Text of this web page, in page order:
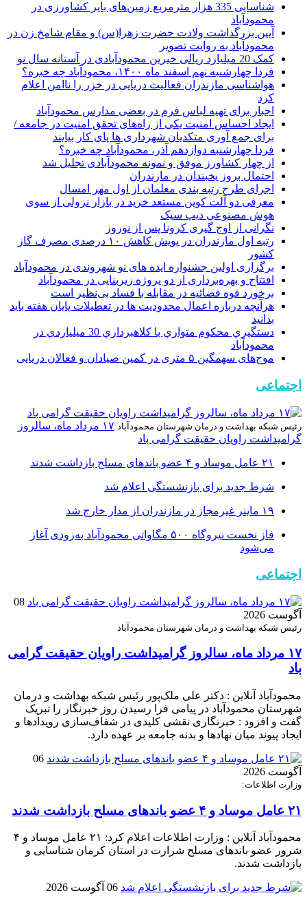
شناسایی 335 هزار مترمربع زمین‌های بایر کشاورزی در
محمودآباد
آیین بزرگداشت ولادت حضرت زهرا(س) و مقام شامخ زن در
محمودآباد به روایت تصویر
کمک 20 میلیارد ریالی خیرین محمودآبادی در آستانه سال نو
فردا چهارشنبه نهم اسفند ماه ۱۴۰۰، محمودآباد چه خبره؟
هواشناسی مازندران فعالیت دریایی در خزر را ناامن اعلام
کرد
اجبار برای تهیه لباس فرم در بعضی مدارس محمودآباد
ایجاد احساس امنیت یکی از راه‌های تحقق امنیت در جامعه /
برای جمع آوری متکدیان شهرداری ها پای کار بیایند
فردا چهارشنبه دوازدهم آذر، محمودآباد چه خبره؟
از چهار کشاورز موفق و نمونه محمودآبادی تجلیل شد
احتمال بروز یخبندان در مازندران
اجرای طرح رتبه بندی معلمان از اول مهر امسال
معرفی دو آلت کوین مستعد خرید در بازار نزولی از سوی
هوش مصنوعی دیپ سیک
نگرانی از اوج گیری کرونا پس از نوروز
رتبه اول مازندران در پویش کاهش ۱۰ درصدی مصرف گاز
کشور
برگزاری اولین جشنواره ایده های نو شهروندی در محمودآباد
افتتاح و بهره‌برداری از دو پروژه زیربنایی در محمودآباد
برخورد قوه قضائیه در مقابله با فساد بی‌نظیر است
هرآنچه درباره اعمال محدودیت ها در تعطیلات پایان هفته باید
بدانید
دستگيري محکوم متواري با کلاهبرداري 30 ميلياردي در
محمودآباد
موج‌های سهمگین ۵ متری در کمین صیادان و فعالان دریایی
اجتماعی
رئیس شبکه بهداشت و درمان شهرستان محمودآباد
۱۷ مرداد ماه، سالروز
گرامیداشت راویان حقیقت گرامی باد
۲۱ عامل موساد و ۴ عضو باند‌های مسلح بازداشت شدند
شرط جدید برای بازنشستگی اعلام شد
۱۹ ماینر غیرمجاز در مازندران از مدار خارج شد
فاز نخست نیروگاه ۵۰۰ مگاواتی محمودآباد به‌زودی آغاز
می‌شود
اجتماعی
08
آگوست 2026
رئیس شبکه بهداشت و درمان شهرستان محمودآباد
۱۷ مرداد ماه، سالروز گرامیداشت راویان حقیقت گرامی
باد
محمودآباد آنلاین : دکتر علی ملک‌پور رئیس شبکه بهداشت و درمان
شهرستان محمودآباد در پیامی فرا رسیدن روز خبرنگار را تبریک
گفت و افزود : خبرنگاری نقشی کلیدی در شفاف‌سازی رویدادها و
ایجاد پیوند میان نهادها و بدنه جامعه بر عهده دارد.
06
آگوست 2026
وزارت اطلاعات:
۲۱ عامل موساد و ۴ عضو باند‌های مسلح بازداشت شدند
محمودآباد آنلاین : وزارت اطلاعات اعلام کرد: ۲۱ عامل موساد و ۴
شرور عضو باند‌های مسلح شرارت در استان کرمان شناسایی و
بازداشت شدند.
06 آگوست 2026